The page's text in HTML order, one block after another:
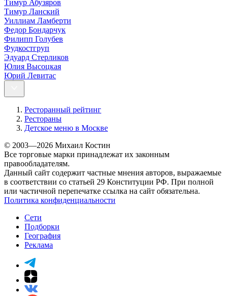
Тимур Абузяров
Тимур Ланский
Уиллиам Ламберти
Федор Бондарчук
Филипп Голубев
Фудкостгруп
Эдуард Стерликов
Юлия Высоцкая
Юрий Левитас
Ресторанный рейтинг
Рестораны
Детское меню в Москве
© 2003—2026 Михаил Костин
Все торговые марки принадлежат их законным
правообладателям.
Данный сайт содержит частные мнения авторов, выражаемые
в соответствии со статьей 29 Конституции РФ. При полной
или частичной перепечатке ссылка на сайт обязательна.
Политика конфиденциальности
Сети
Подборки
География
Реклама